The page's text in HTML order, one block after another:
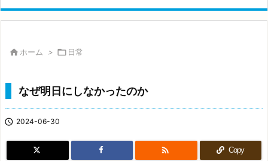

前へ
 ホーム >  日常
なぜ明日にしなかったのか
 2024-06-30
 Copy